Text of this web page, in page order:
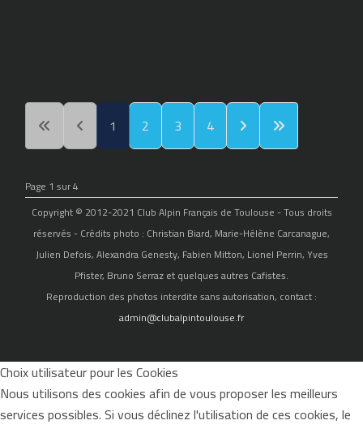
1 2 3 4
Page 1 sur 4
Copyright © 2012-2021 Club Alpin Français de Toulouse - Tous droits
réservés - Crédits photo : Christian Biard, Marie-Hélène Carcanague,
Julien Defois, Alexandra Genesty, Fabien Mitton, Lionel Perrin, Yves
Pfister, Bruno Serraz et quelques autres Cafistes.
Reproduction des photos interdite sans autorisation, contact :
admin@clubalpintoulouse.fr
Choix utilisateur pour les Cookies
Nous utilisons des cookies afin de vous proposer les meilleurs
services possibles. Si vous déclinez l'utilisation de ces cookies, le